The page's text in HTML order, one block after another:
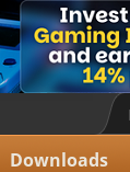
Downloads